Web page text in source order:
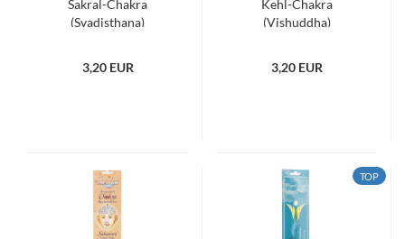
Sakral-Chakra
(Svadisthana)
3,20 EUR
Kehl-Chakra
(Vishuddha)
3,20 EUR
TOP